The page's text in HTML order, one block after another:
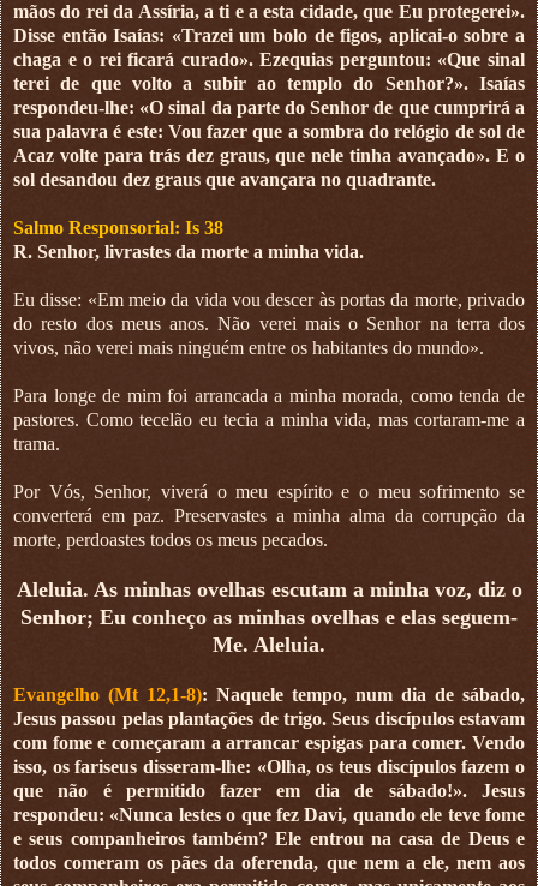
mãos do rei da Assíria, a ti e a esta cidade, que Eu protegerei».
Disse então Isaías: «Trazei um bolo de figos, aplicai-o sobre a
chaga e o rei ficará curado». Ezequias perguntou: «Que sinal
terei de que volto a subir ao templo do Senhor?». Isaías
respondeu-lhe: «O sinal da parte do Senhor de que cumprirá a
sua palavra é este: Vou fazer que a sombra do relógio de sol de
Acaz volte para trás dez graus, que nele tinha avançado». E o
sol desandou dez graus que avançara no quadrante.
Salmo Responsorial: Is 38
R. Senhor, livrastes da morte a minha vida.
Eu disse: «Em meio da vida vou descer às portas da morte, privado
do resto dos meus anos. Não verei mais o Senhor na terra dos
vivos, não verei mais ninguém entre os habitantes do mundo».
Para longe de mim foi arrancada a minha morada, como tenda de
pastores. Como tecelão eu tecia a minha vida, mas cortaram-me a
trama.
Por Vós, Senhor, viverá o meu espírito e o meu sofrimento se
converterá em paz. Preservastes a minha alma da corrupção da
morte, perdoastes todos os meus pecados.
Aleluia. As minhas ovelhas escutam a minha voz, diz o
Senhor; Eu conheço as minhas ovelhas e elas seguem-
Me. Aleluia.
Evangelho (Mt 12,1-8): Naquele tempo, num dia de sábado,
Jesus passou pelas plantações de trigo. Seus discípulos estavam
com fome e começaram a arrancar espigas para comer. Vendo
isso, os fariseus disseram-lhe: «Olha, os teus discípulos fazem o
que não é permitido fazer em dia de sábado!». Jesus
respondeu: «Nunca lestes o que fez Davi, quando ele teve fome
e seus companheiros também? Ele entrou na casa de Deus e
todos comeram os pães da oferenda, que nem a ele, nem aos